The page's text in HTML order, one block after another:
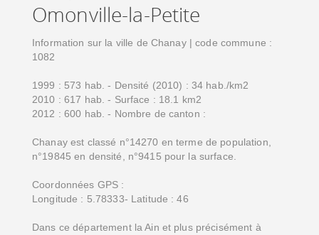
Omonville-la-Petite
Information sur la ville de Chanay | code commune :
1082
1999 : 573 hab. - Densité (2010) : 34 hab./km2
2010 : 617 hab. - Surface : 18.1 km2
2012 : 600 hab. - Nombre de canton :
Chanay est classé n°14270 en terme de population,
n°19845 en densité, n°9415 pour la surface.
Coordonnées GPS :
Longitude : 5.78333- Latitude : 46
Dans ce département la Ain et plus précisément à